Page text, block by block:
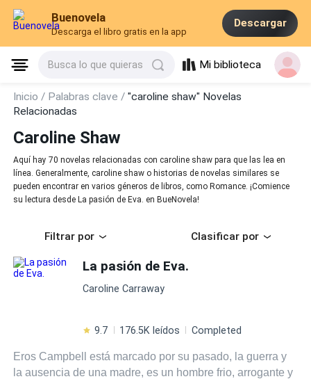
Buenovela
Descarga el libro gratis en la app
Descargar
Busca lo que quieras Mi biblioteca
Inicio / Palabras clave /"caroline shaw" Novelas
Relacionadas
Caroline Shaw
Aquí hay 70 novelas relacionadas con caroline shaw para que las lea en
línea. Generalmente, caroline shaw o historias de novelas similares se
pueden encontrar en varios géneros de libros, como Romance. ¡Comience
su lectura desde La pasión de Eva. en BueNovela!
Filtrar por Clasificar por
La pasión de Eva.
Caroline Carraway
9.7 176.5K leídos Completed
Eros Campbell está marcado por su pasado, la guerra y
la ausencia de una madre, es un hombre frio, arrogante y